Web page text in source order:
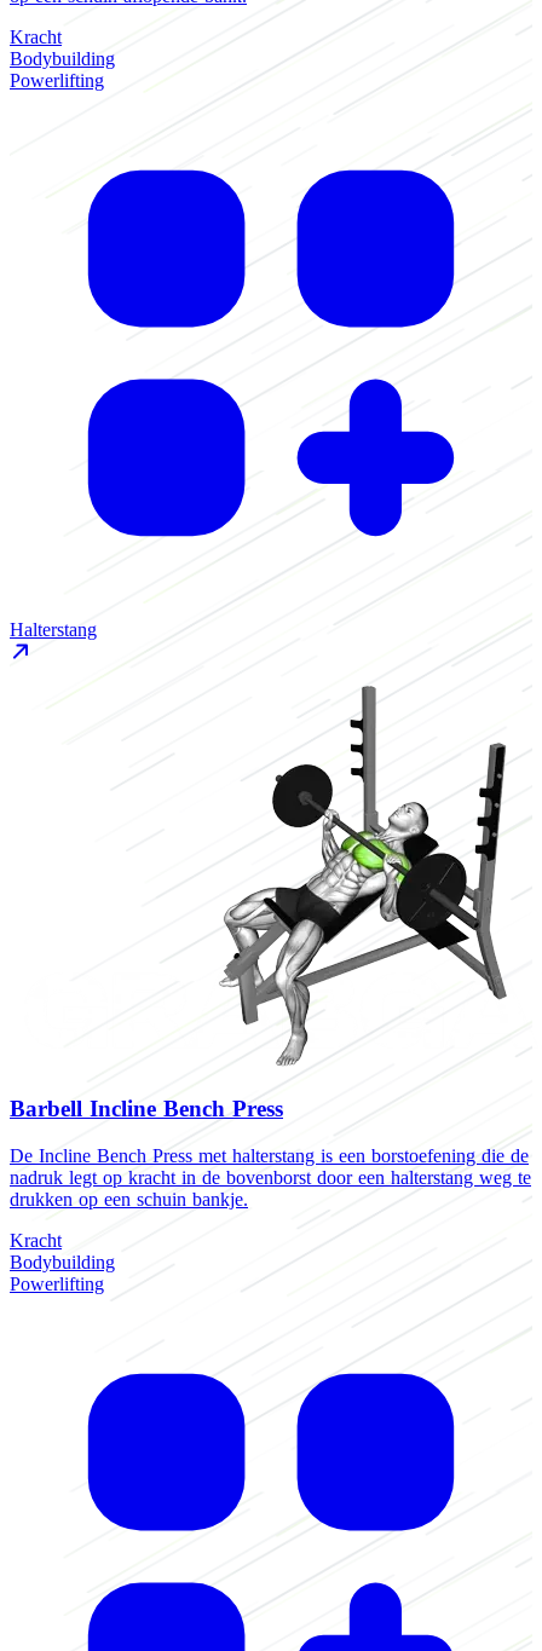
Kracht
Bodybuilding
Powerlifting
Halterstang
Barbell Incline Bench Press
De Incline Bench Press met halterstang is een borstoefening die de
nadruk legt op kracht in de bovenborst door een halterstang weg te
drukken op een schuin bankje.
Kracht
Bodybuilding
Powerlifting